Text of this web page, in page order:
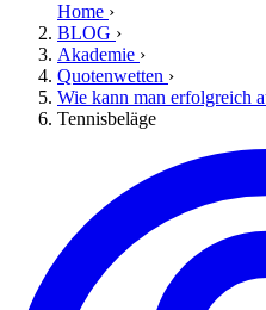
Home ›
BLOG ›
Akademie ›
Quotenwetten ›
Wie kann man erfolgreich
Tennisbeläge